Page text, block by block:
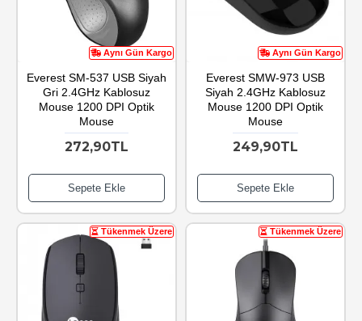
Aynı Gün Kargo
Everest SM-537 USB Siyah
Gri 2.4GHz Kablosuz
Mouse 1200 DPI Optik
Mouse
272,90TL
Sepete Ekle
Aynı Gün Kargo
Everest SMW-973 USB
Siyah 2.4GHz Kablosuz
Mouse 1200 DPI Optik
Mouse
249,90TL
Sepete Ekle
Tükenmek Üzere Tükenmek Üzere